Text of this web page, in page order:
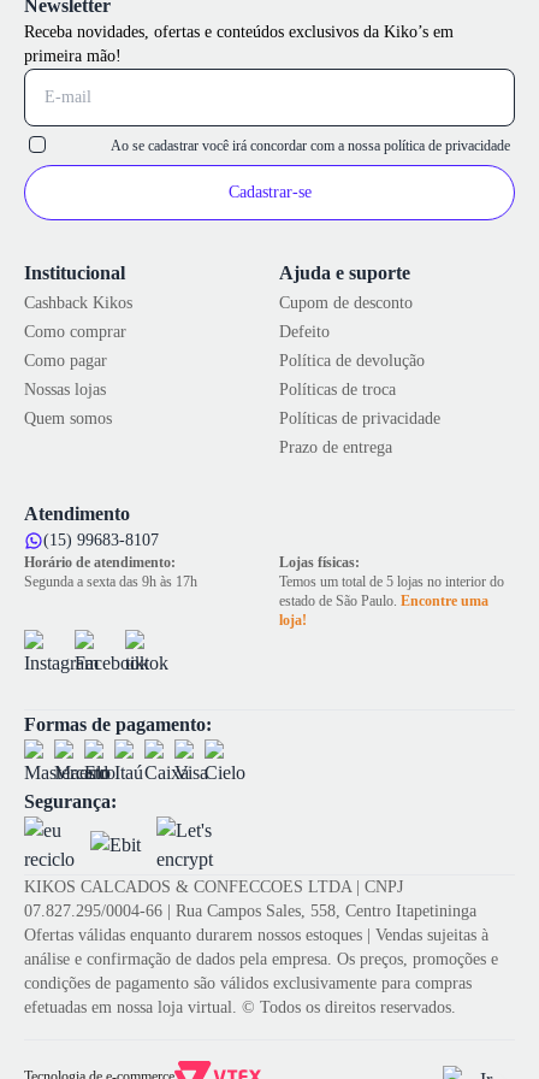
Institucional
Cashback Kikos
Como comprar
Como pagar
Nossas lojas
Quem somos
Ajuda e suporte
Cupom de desconto
Defeito
Política de devolução
Políticas de troca
Políticas de privacidade
Prazo de entrega
Atendimento
(15) 99683-8107
Horário de atendimento:
Segunda a sexta das 9h às 17h
Lojas físicas:
Temos um total de 5 lojas no interior do
estado de São Paulo. Encontre uma
loja!
Newsletter
Receba novidades, ofertas e conteúdos exclusivos da Kiko’s em
primeira mão!
Ao se cadastrar você irá concordar com a nossa política de privacidade
Cadastrar-se
Formas de pagamento:
Segurança:
KIKOS CALCADOS & CONFECCOES LTDA | CNPJ
07.827.295/0004-66 | Rua Campos Sales, 558, Centro Itapetininga
Ofertas válidas enquanto durarem nossos estoques | Vendas sujeitas à
análise e confirmação de dados pela empresa. Os preços, promoções e
condições de pagamento são válidos exclusivamente para compras
efetuadas em nossa loja virtual. © Todos os direitos reservados.